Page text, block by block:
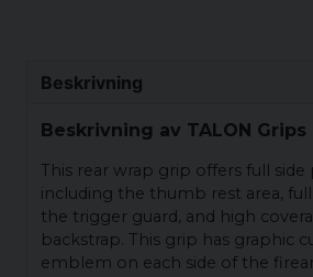
Beskrivning
Beskrivning av TALON Grips
This rear wrap grip offers full side
including the thumb rest area,
the trigger guard, and high
backstrap. This grip has graphic
emblem on each side of the